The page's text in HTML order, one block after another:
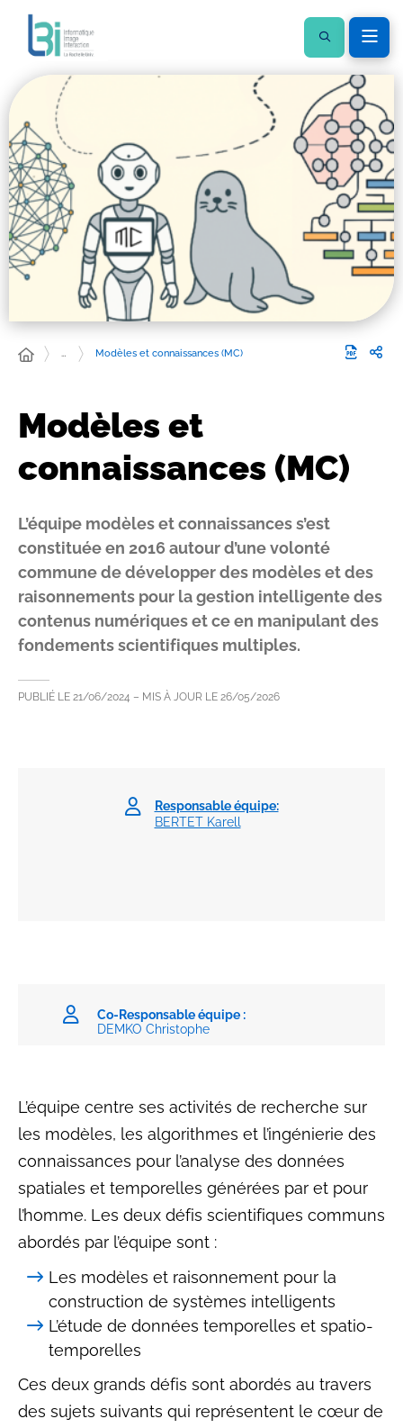
… Modèles et connaissances (MC)
Modèles et
connaissances (MC)
L’équipe modèles et connaissances s’est
constituée en 2016 autour d’une volonté
commune de développer des modèles et des
raisonnements pour la gestion intelligente des
contenus numériques et ce en manipulant des
fondements scientifiques multiples.
PUBLIÉ LE 21/06/2024 – MIS À JOUR LE 26/05/2026
Responsable équipe:
BERTET Karell
Co-Responsable équipe :
DEMKO Christophe
L’équipe centre ses activités de recherche sur
les modèles, les algorithmes et l’ingénierie des
connaissances pour l’analyse des données
spatiales et temporelles générées par et pour
l’homme. Les deux défis scientifiques communs
abordés par l’équipe sont :
Les modèles et raisonnement pour la
construction de systèmes intelligents
L’étude de données temporelles et spatio-
temporelles
Ces deux grands défis sont abordés au travers
des sujets suivants qui représentent le cœur de